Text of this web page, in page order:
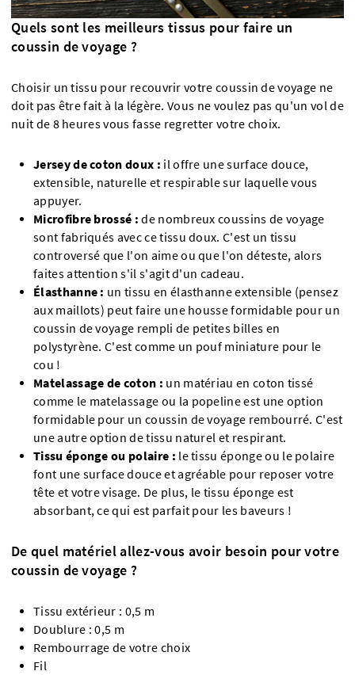
Quels sont les meilleurs tissus pour faire un
coussin de voyage ?
Choisir un tissu pour recouvrir votre coussin de voyage ne
doit pas être fait à la légère. Vous ne voulez pas qu'un vol de
nuit de 8 heures vous fasse regretter votre choix.
Jersey de coton doux : il offre une surface douce,
extensible, naturelle et respirable sur laquelle vous
appuyer.
Microfibre brossé : de nombreux coussins de voyage
sont fabriqués avec ce tissu doux. C'est un tissu
controversé que l'on aime ou que l'on déteste, alors
faites attention s'il s'agit d'un cadeau.
Élasthanne : un tissu en élasthanne extensible (pensez
aux maillots) peut faire une housse formidable pour un
coussin de voyage rempli de petites billes en
polystyrène. C'est comme un pouf miniature pour le
cou !
Matelassage de coton : un matériau en coton tissé
comme le matelassage ou la popeline est une option
formidable pour un coussin de voyage rembourré. C'est
une autre option de tissu naturel et respirant.
Tissu éponge ou polaire : le tissu éponge ou le polaire
font une surface douce et agréable pour reposer votre
tête et votre visage. De plus, le tissu éponge est
absorbant, ce qui est parfait pour les baveurs !
De quel matériel allez-vous avoir besoin pour votre
coussin de voyage ?
Tissu extérieur : 0,5 m
Doublure : 0,5 m
Rembourrage de votre choix
Fil